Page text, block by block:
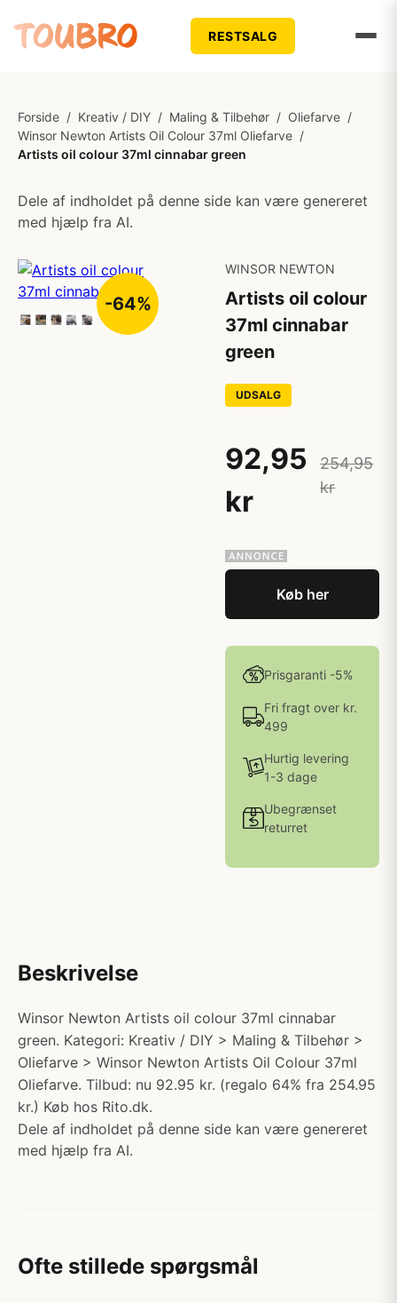
RESTSALG
Forside / Kreativ / DIY / Maling & Tilbehør / Oliefarve /
Winsor Newton Artists Oil Colour 37ml Oliefarve /
Artists oil colour 37ml cinnabar green
Dele af indholdet på denne side kan være genereret
med hjælp fra AI.
-64%
WINSOR NEWTON
Artists oil colour
37ml cinnabar
green
UDSALG
92,95
kr
254,95
kr
Køb her
Prisgaranti -5%
Fri fragt over kr.
499
Hurtig levering
1-3 dage
Ubegrænset
returret
Beskrivelse
Winsor Newton Artists oil colour 37ml cinnabar
green. Kategori: Kreativ / DIY > Maling & Tilbehør >
Oliefarve > Winsor Newton Artists Oil Colour 37ml
Oliefarve. Tilbud: nu 92.95 kr. (regalo 64% fra 254.95
kr.) Køb hos Rito.dk.
Dele af indholdet på denne side kan være genereret
med hjælp fra AI.
Ofte stillede spørgsmål